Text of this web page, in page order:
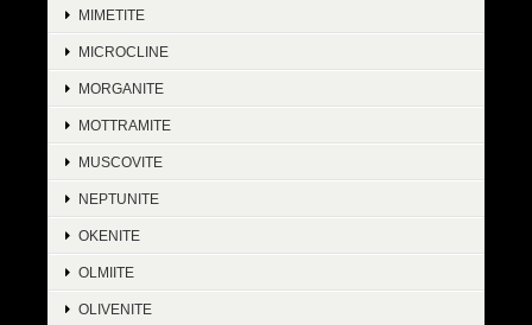
MIMETITE
MICROCLINE
MORGANITE
MOTTRAMITE
MUSCOVITE
NEPTUNITE
OKENITE
OLMIITE
OLIVENITE